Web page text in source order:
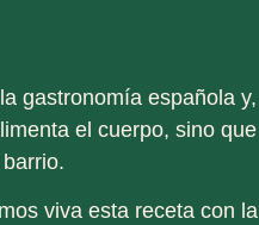
gastronomía española y,
el cuerpo, sino que
viva esta receta con la